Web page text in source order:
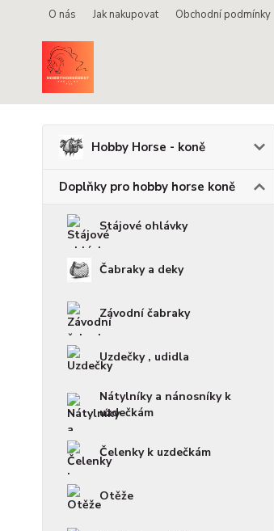
O nás Jak nakupovat Obchodní podmínky
Hobby Horse - koně
Doplňky pro hobby horse koně
Stájové ohlávky
Čabraky a deky
Závodní čabraky
Uzdečky , udidla
Nátylníky a nánosníky k
uzdečkám
Čelenky k uzdečkám
Otěže